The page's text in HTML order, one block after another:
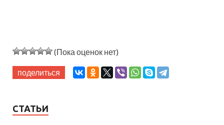
(Пока оценок нет)
поделиться
СТАТЬИ